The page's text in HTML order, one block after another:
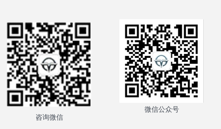
咨询微信
微信公众号